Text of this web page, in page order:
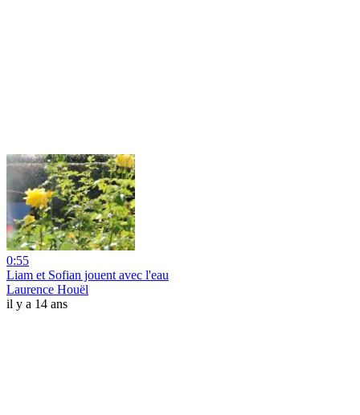
0:55
Liam et Sofian jouent avec l'eau
Laurence Houël
il y a 14 ans